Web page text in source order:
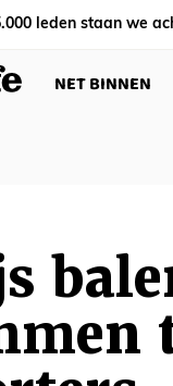
leden staan we
NET BINNEN